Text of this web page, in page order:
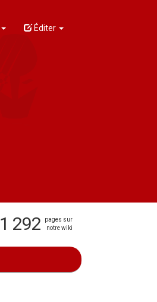
Éditer
1 292
pages sur
notre wiki